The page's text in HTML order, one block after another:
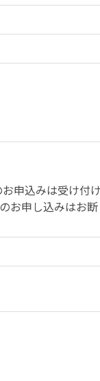
申込みは受け付け
お申し込みはお